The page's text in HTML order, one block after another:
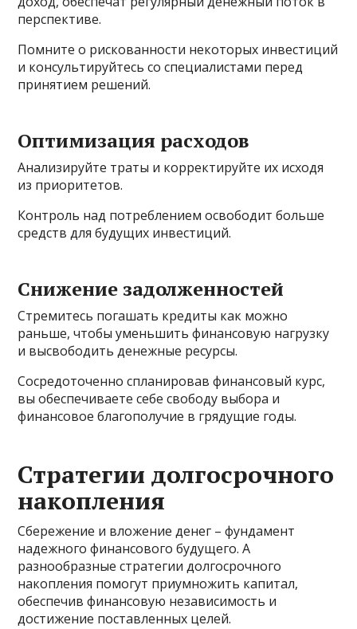
перспективе.
Помните о рискованности некоторых инвестиций
и консультируйтесь со специалистами перед
принятием решений.
Оптимизация расходов
Анализируйте траты и корректируйте их исходя
из приоритетов.
Контроль над потреблением освободит больше
средств для будущих инвестиций.
Снижение задолженностей
Стремитесь погашать кредиты как можно
раньше, чтобы уменьшить финансовую нагрузку
и высвободить денежные ресурсы.
Сосредоточенно спланировав финансовый курс,
вы обеспечиваете себе свободу выбора и
финансовое благополучие в грядущие годы.
Стратегии долгосрочного
накопления
Сбережение и вложение денег – фундамент
надежного финансового будущего. А
разнообразные стратегии долгосрочного
накопления помогут приумножить капитал,
обеспечив финансовую независимость и
достижение поставленных целей.